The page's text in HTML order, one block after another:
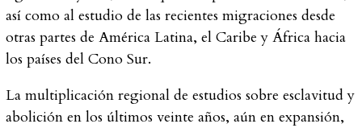
así como al estudio de las recientes migraciones desde
otras partes de América Latina, el Caribe y África hacia
los países del Cono Sur.
La multiplicación regional de estudios sobre esclavitud y
abolición en los últimos veinte años, aún en expansión,